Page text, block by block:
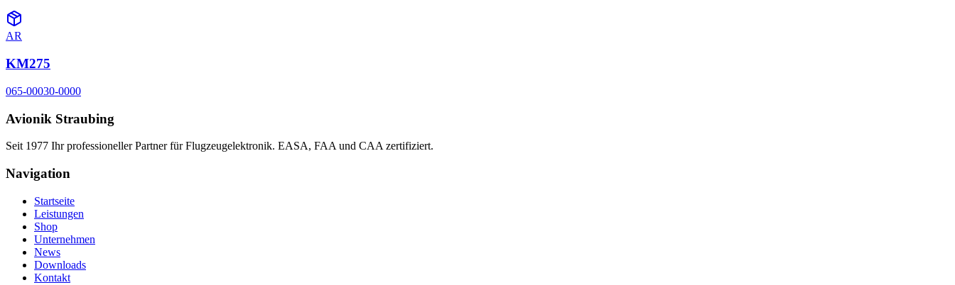
AR
KM275
065-00030-0000
Avionik Straubing
Seit 1977 Ihr professioneller Partner für Flugzeugelektronik. EASA, FAA und CAA zertifiziert.
Navigation
Startseite
Leistungen
Shop
Unternehmen
News
Downloads
Kontakt